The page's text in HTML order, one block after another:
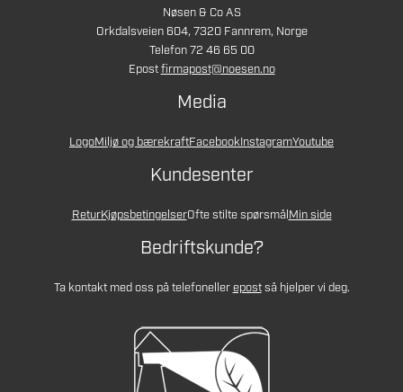
Nøsen & Co AS
Orkdalsveien 604, 7320 Fannrem, Norge
Telefon 72 46 65 00
Epostfirmapost@noesen.no
Media
LogoMiljø og bærekraftFacebookInstagramYoutube
Kundesenter
ReturKjøpsbetingelserOfte stilte spørsmålMin side
Bedriftskunde?
Ta kontakt med oss på telefonellerepostså hjelper vi deg.